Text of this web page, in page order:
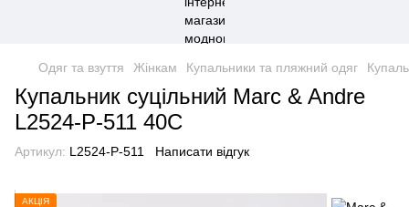
Одяг та взуття Жінкам Купальники та пляжний одяг
Купальник суцільний Marc & Andre
L2524-P-511 40C
Артикул: L2524-P-511 Написати відгук
АКЦІЯ